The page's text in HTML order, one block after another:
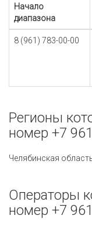
Начало
диапазона
8 (961) 783-00-00
Регионы
номер +7
Челябинская
Операторы
номер +7